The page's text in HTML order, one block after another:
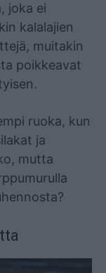
joka ei
kalalajien
muitakin
poikkeavat
ruoka, kun
ja
mutta